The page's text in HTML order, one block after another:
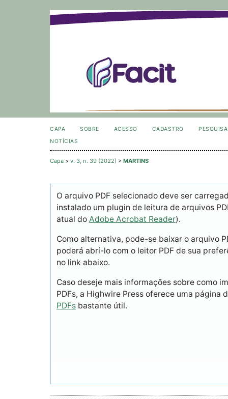
CAPA SOBRE ACESSO CADASTRO
PESQUISA
NOTÍCIAS
Capa > v. 3, n. 39 (2022) > MARTINS
O arquivo PDF selecionado deve ser
instalado um plugin de leitura de arquivos
atual do Adobe Acrobat Reader).
Como alternativa, pode-se baixar o arquivo
poderá abrí-lo com o leitor PDF de sua
no link abaixo.
Caso deseje mais informações sobre como
PDFs, a Highwire Press oferece uma página
PDFs bastante útil.